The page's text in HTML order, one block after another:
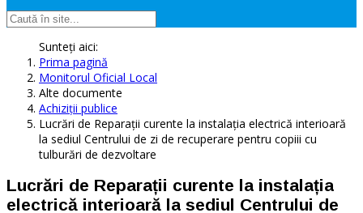
Sunteți aici:
Prima pagină
Monitorul Oficial Local
Alte documente
Achiziţii publice
Lucrări de Reparații curente la instalația electrică interioară
la sediul Centrului de zi de recuperare pentru copiii cu
tulburări de dezvoltare
Lucrări de Reparații curente la instalația
electrică interioară la sediul Centrului de